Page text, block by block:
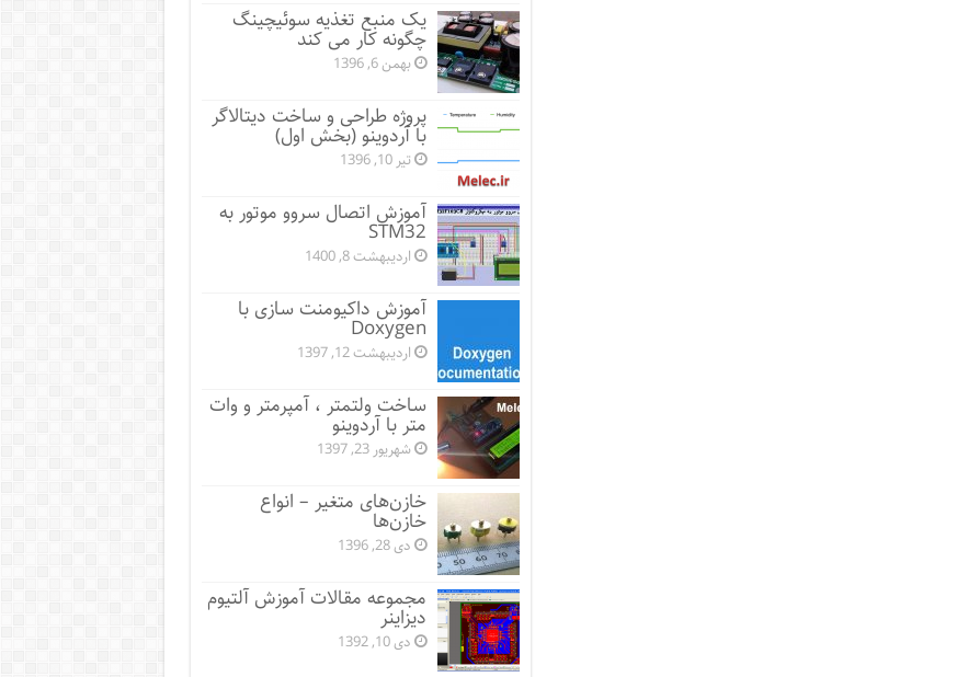
یک منبع تغذیه سوئیچینگ
چگونه کار می کند
بهمن 6, 1396
پروژه طراحی و ساخت دیتالاگر
با آردوینو (بخش اول)
تیر 10, 1396
آموزش اتصال سروو موتور به
STM32
اردیبهشت 8, 1400
آموزش داکیومنت سازی با
Doxygen
اردیبهشت 12, 1397
ساخت ولتمتر ، آمپرمتر و وات
متر با آردوینو
شهریور 23, 1397
خازن‌های متغیر – انواع
خازن‌ها
دی 28, 1396
مجموعه مقالات آموزش آلتیوم
دیزاینر
دی 10, 1392